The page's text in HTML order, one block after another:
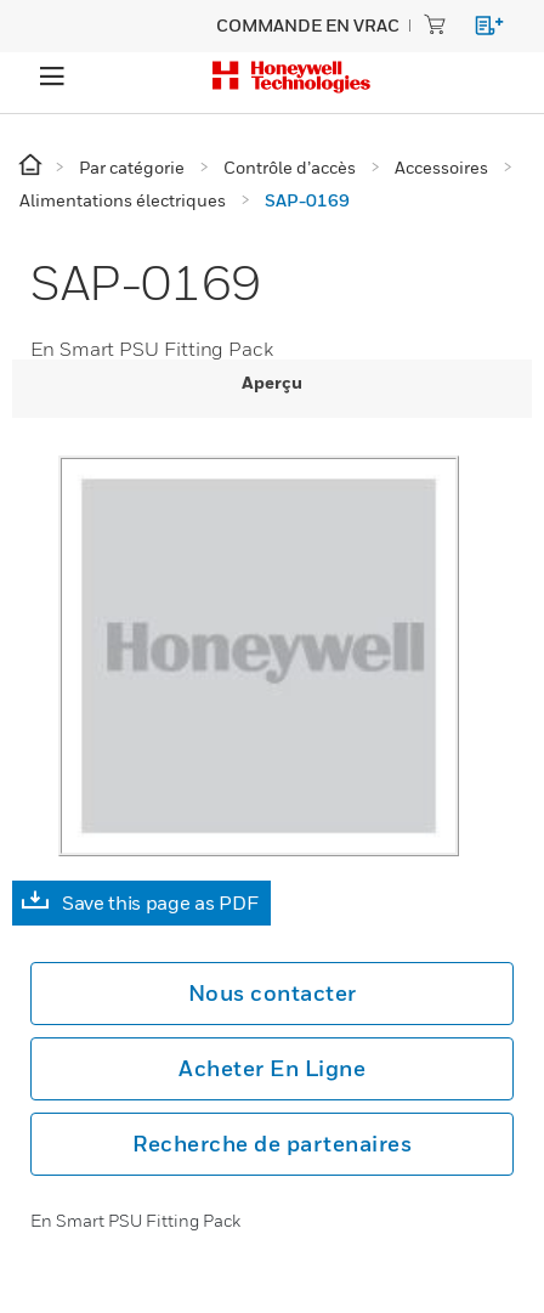
COMMANDE EN VRAC
Par catégorie Contrôle d’accès
Accessoires
Alimentations électriques
SAP-0169
SAP-0169
En Smart PSU Fitting Pack
Aperçu
Save this page as PDF
Nous contacter
Acheter En Ligne
Recherche de partenaires
En Smart PSU Fitting Pack